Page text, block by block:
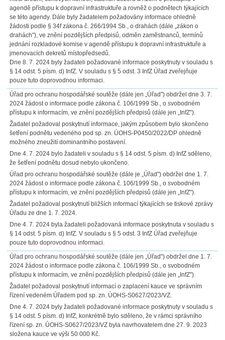
agendě přístupu k dopravní infrastruktuře a rovněž o podnětech týkajících
se této agendy. Dále byly žadatelem požadovány informace ohledně
žádosti podle § 34f zákona č. 266/1994 Sb., o drahách (dále „zákon o
drahách"), ve znění pozdějších předpisů, odměn zaměstnanců, termínů
jednání rozkladové komise v agendě přístupu k dopravní infrastruktuře a
jmenovacích dekretů místopředsedů.
Dne 8. 7. 2024 byly žadateli požadované informace poskytnuty v souladu s
§ 14 odst. 5 písm. d) InfZ. V souladu s § 5 odst. 3 InfZ Úřad zveřejňuje
pouze tuto doprovodnou informaci.
Úřad pro ochranu hospodářské soutěže (dále jen „Úřad") obdržel dne 3. 7.
2024 žádost o informace podle zákona č. 106/1999 Sb., o svobodném
přístupu k informacím, ve znění pozdějších předpisů (dále jen „InfZ").
Žadatel požadoval poskytnutí informace, jakým způsobem bylo skončeno
šetření podnětu vedeného pod sp. zn. ÚOHS-P0450/2022/DP ohledně
možného zneužití dominantního postavení.
Dne 4. 7. 2024 bylo žadateli v souladu s § 14 odst. 5 písm. d) InfZ sděleno,
že šetření podnětu dosud nebylo ukončeno.
Úřad pro ochranu hospodářské soutěže (dále je „Úřad") obdržel dne 1. 7.
2024 žádost o informace podle zákona č. 106/1999 Sb., o svobodném
přístupu k informacím, ve znění pozdějších předpisů (dále jen „InfZ").
Žadatel požadoval poskytnutí bližších informací týkajících se tiskové zprávy
Úřadu ze dne 1. 7. 2024.
Dne 4. 7. 2024 byla žadateli požadovaná informace poskytnuta v souladu s
§ 14 odst. 5 písm. d) InfZ. V souladu s § 5 odst. 3 InfZ Úřad zveřejňuje
pouze tuto doprovodnou informaci.
Úřad pro ochranu hospodářské soutěže (dále jen „Úřad") obdržel dne 1. 7.
2024 žádost o informace podle zákona č. 106/1999 Sb., o svobodném
přístupu k informacím, ve znění pozdějších předpisů (dále jen „InfZ").
Žadatel požadoval poskytnutí informací o zaplacení kauce ve správním
řízení vedeném Úřadem pod sp. zn. ÚOHS-S0627/2023/VZ.
Dne 4. 7. 2024 byly žadateli požadované informace poskytnuty v souladu s
§ 14 odst. 5 písm. d) InfZ, konkrétně bylo sděleno, že v rámci správního
řízení sp. zn. ÚOHS-S0627/2023/VZ byla navrhovatelem dne 27. 9. 2023
složena kauce ve výši 50 000 Kč.